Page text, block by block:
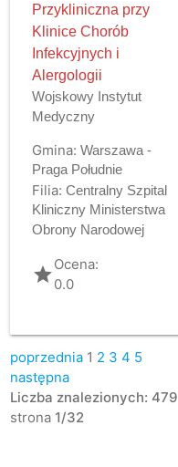
Przykliniczna przy
Klinice Chorób
Infekcyjnych i
Alergologii
Wojskowy Instytut
Medyczny
Gmina: Warszawa -
Praga Południe
Filia: Centralny Szpital
Kliniczny Ministerstwa
Obrony Narodowej
gradeOcena:
0.0
poprzednia 1 2 3 4 5
następna
Liczba znalezionych: 479
strona 1/32